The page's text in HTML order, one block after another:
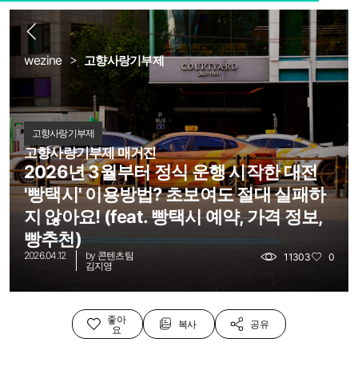
뒤
로
wezine 고향사랑기부제
고향사랑기부제
고향사량기부제 매거진
2026년 3월부터 정식 운행 시작한 대전
'빵택시' 이용방법? 초보여도 절대 실패하
지 않아요! (feat. 빵택시 예약, 가격 정보,
빵추천)
2026.04.12 by 콘텐츠팀
김지영
11303 0
좋아
요
복사 공유